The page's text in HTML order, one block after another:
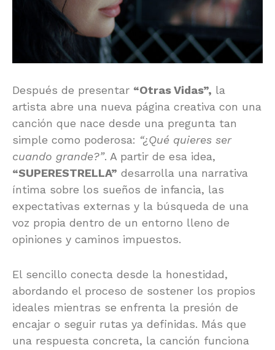
Después de presentar “Otras Vidas”, la
artista abre una nueva página creativa con una
canción que nace desde una pregunta tan
simple como poderosa: “¿Qué quieres ser
cuando grande?”. A partir de esa idea,
“SUPERESTRELLA” desarrolla una narrativa
íntima sobre los sueños de infancia, las
expectativas externas y la búsqueda de una
voz propia dentro de un entorno lleno de
opiniones y caminos impuestos.
El sencillo conecta desde la honestidad,
abordando el proceso de sostener los propios
ideales mientras se enfrenta la presión de
encajar o seguir rutas ya definidas. Más que
una respuesta concreta, la canción funciona